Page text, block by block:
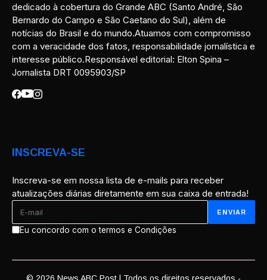
dedicado à cobertura do Grande ABC (Santo André, São
Bernardo do Campo e São Caetano do Sul), além de
notícias do Brasil e do mundo.Atuamos com compromisso
com a veracidade dos fatos, responsabilidade jornalística e
interesse público.Responsável editorial: Elton Spina –
Jornalista DRT 0095903/SP
INSCREVA-SE
Inscreva-se em nossa lista de e-mails para receber
atualizações diárias diretamente em sua caixa de entrada!
Eu concordo com o termos e Condições